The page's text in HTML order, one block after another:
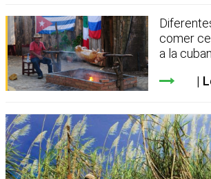
comer
a la